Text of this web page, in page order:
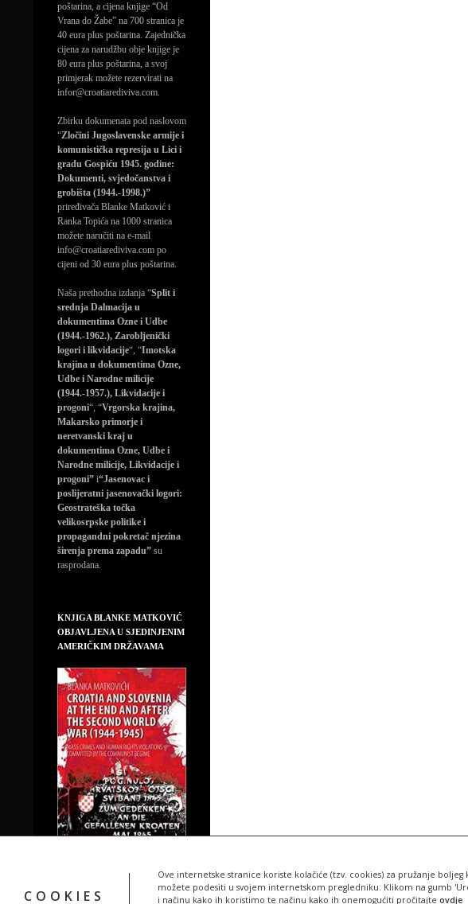
COOKIES
Ove internetske stranice koriste kolačiće (tzv. cookies) za pružanje boljeg
možete podesiti u svojem internetskom pregledniku. Klikom na gumb
i načinu kako ih koristimo te načinu kako ih onemogućiti pročitajte ovdje
poštarina, a cijena knjige “Od
Vrana do Žabe” na 700 stranica je
40 eura plus poštarina. Zajednička
cijena za narudžbu obje knjige je
80 eura plus poštarina, a svoj
primjerak možete rezervirati na
infor@croatiarediviva.com.
Zbirku dokumenata pod naslovom
“Zločini Jugoslavenske armije i
komunistička represija u Lici i
gradu Gospiću 1945. godine:
Dokumenti, svjedočanstva i
grobišta (1944.-1998.)”
priređivača Blanke Matković i
Ranka Topića na 1000 stranica
možete naručiti na e-mail
info@croatiarediviva.com po
cijeni od 30 eura plus poštarina.
Naša prethodna izdanja “Split i
srednja Dalmacija u
dokumentima Ozne i Udbe
(1944.-1962.), Zarobljenički
logori i likvidacije“, “Imotska
krajina u dokumentima Ozne,
Udbe i Narodne milicije
(1944.-1957.), Likvidacije i
progoni“, “Vrgorska krajina,
Makarsko primorje i
neretvanski kraj u
dokumentima Ozne, Udbe i
Narodne milicije, Likvidacije i
progoni” i“Jasenovac i
poslijeratni jasenovački logori:
Geostrateška točka
velikosrpske politike i
propagandni pokretač njezina
širenja prema zapadu” su
rasprodana.
KNJIGA BLANKE MATKOVIĆ
OBJAVLJENA U SJEDINJENIM
AMERIČKIM DRŽAVAMA